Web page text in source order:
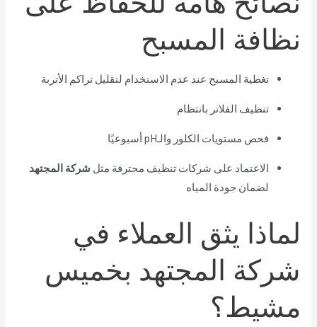
نظافة المسبح
تغطية المسبح عند عدم الاستخدام لتقليل تراكم الأتربة
تنظيف الفلاتر بانتظام
فحص مستويات الكلور والـpH أسبوعيًا
الاعتماد على شركات تنظيف محترفة مثل شركة المجتهد
لضمان جودة المياه
لماذا يثق العملاء في
شركة المجتهد بخميس
مشيط؟